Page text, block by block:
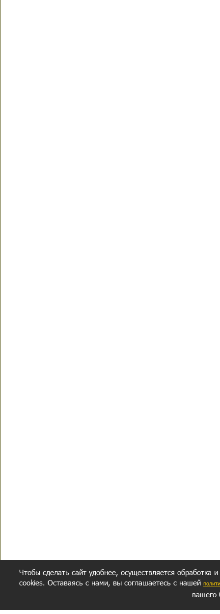
Чтобы сделать сайт удобнее, осуществляется обработка
cookies. Оставаясь с нами, вы соглашаетесь с нашей
вашего